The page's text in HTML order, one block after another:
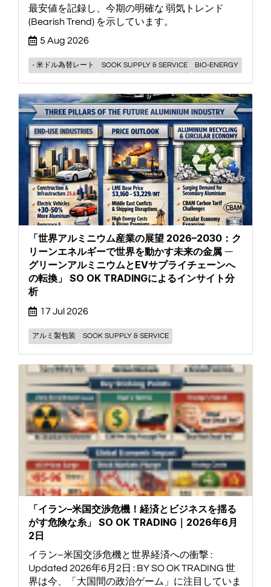
最安値を記録し、今期の明確な 弱気トレンド
(Bearish Trend) を示しています。
5 Aug 2026
- 米ドル為替レート SOOK SUPPLY & SERVICE BIO-ENERGY
「世界アルミニウム産業の展望 2026–2030：ク
リーンエネルギーで世界を動かす未来の金属 ―
グリーンアルミニウムとEVサプライチェーンへ
の転換」 SO OK TRADINGによるインサイト分
析
17 Jul 2026
アルミ製包装 SOOK SUPPLY & SERVICE
「イラン–米国交渉危機！経済とビジネスを揺る
がす危険な糸」 SO OK TRADING｜2026年6月
2日
イラン–米国交渉危機と世界経済への衝撃 :
Updated 2026年6月2日 : BY SO OK TRADING 世
界は今、「大国間の政治ゲーム」に注目していま